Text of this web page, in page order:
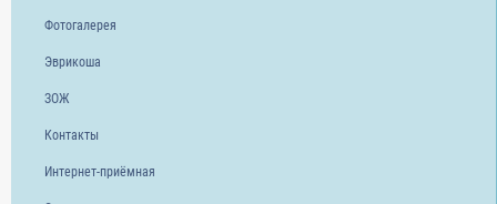
Фотогалерея
Эврикоша
ЗОЖ
Контакты
Интернет-приёмная